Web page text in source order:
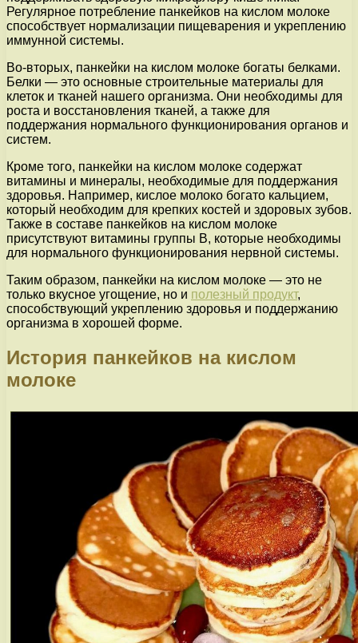
Регулярное потребление панкейков на кислом молоке
способствует нормализации пищеварения и укреплению
иммунной системы.
Во-вторых, панкейки на кислом молоке богаты белками.
Белки — это основные строительные материалы для
клеток и тканей нашего организма. Они необходимы для
роста и восстановления тканей, а также для
поддержания нормального функционирования органов и
систем.
Кроме того, панкейки на кислом молоке содержат
витамины и минералы, необходимые для поддержания
здоровья. Например, кислое молоко богато кальцием,
который необходим для крепких костей и здоровых зубов.
Также в составе панкейков на кислом молоке
присутствуют витамины группы В, которые необходимы
для нормального функционирования нервной системы.
Таким образом, панкейки на кислом молоке — это не
только вкусное угощение, но и полезный продукт,
способствующий укреплению здоровья и поддержанию
организма в хорошей форме.
История панкейков на кислом
молоке